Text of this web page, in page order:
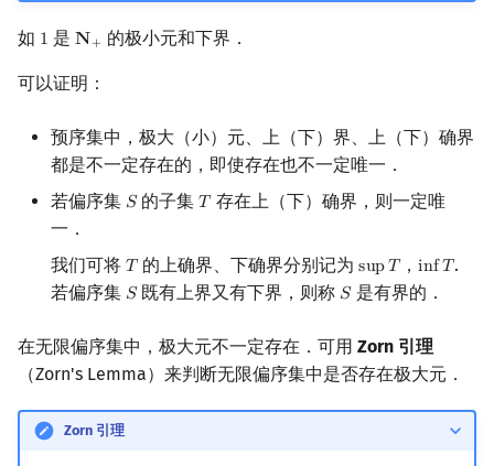
如 1
1 是 𝐍+
N+ 的极小元和下界．
可以证明：
预序集中，极大（小）元、上（下）界、上（下）确界
都是不一定存在的，即使存在也不一定唯一．
若偏序集 𝑆
S的子集𝑇
T 存在上（下）确界，则一定唯
一．
我们可将 𝑇
T 的上确界、下确界分别记为sup𝑇
supT ，inf𝑇
infT .
若偏序集 𝑆
S既有上界又有下界，则称 𝑆
S是有界的．
在无限偏序集中，极大元不一定存在．可用 Zorn 引理
（Zorn's Lemma）来判断无限偏序集中是否存在极大元．
Zorn 引理